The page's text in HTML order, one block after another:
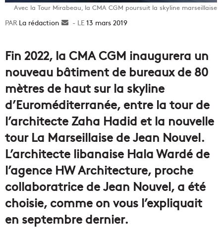
Avec la Tour Mirabeau, la CMA CGM poursuit la skyline marseillaise
La rédaction
Envoyer13 mars 2019
Fin 2022, la CMA CGM inaugurera un
nouveau bâtiment de bureaux de 80
mètres de haut sur la skyline
d’Euroméditerranée, entre la tour de
l’architecte Zaha Hadid et la nouvelle
tour La Marseillaise de Jean Nouvel.
L’architecte libanaise Hala Wardé de
l’agence HW Architecture, proche
collaboratrice de Jean Nouvel, a été
choisie, comme on vous l’expliquait
en septembre dernier.